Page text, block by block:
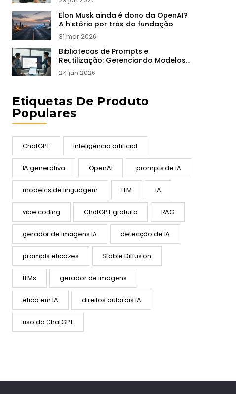
Elon Musk ainda é dono da OpenAI?
A história por trás da fundação
31 mar 2026
Bibliotecas de Prompts e
Reutilização: Gerenciando Modelos
para Equipes de IA
24 jan 2026
Etiquetas De Produto
Populares
ChatGPT inteligência artificial
IA generativa OpenAI prompts de IA
modelos de linguagem LLM IA
vibe coding ChatGPT gratuito RAG
gerador de imagens IA detecção de IA
prompts eficazes Stable Diffusion
LLMs gerador de imagens
ética em IA direitos autorais IA
uso do ChatGPT